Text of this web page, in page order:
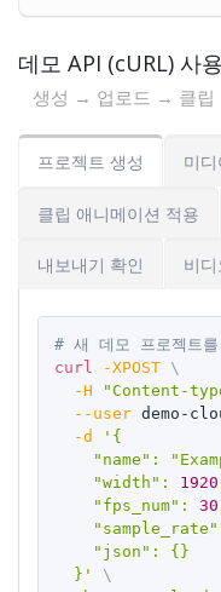
데모 API (cURL) 사
생성 → 업로드 → 클립
프로젝트 생성 미
클립 애니메이션 적용
내보내기 확인 비
# 새 데모 프로젝트
curl
-XPOST \
-H
"Content-
--user demo-
-d
'{
"name":
    "width":
1920
    "fps_num":
30
    "json": {}
  }'
\